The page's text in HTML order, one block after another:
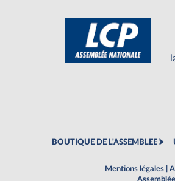
BOUTIQUE DE L'ASSEMBLEE
Mentions légales